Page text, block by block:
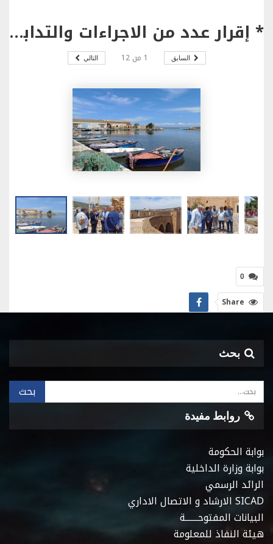
* إقرار عدد من الاجراءات والتدابير العملية لتعهد وتثمين جميع المعالم الاثرية بغار الملح وبنزرت
السابق 1 من12 التالي
0
Share
بحث
روابط مفيدة
بوابة الحكومة
بوابة وزارة الداخلية
الرائد الرسمي
SICAD الارشاد و الاتصال الاداري
البيانات المفتوحـــــــة
هيئة النفاذ للمعلومة